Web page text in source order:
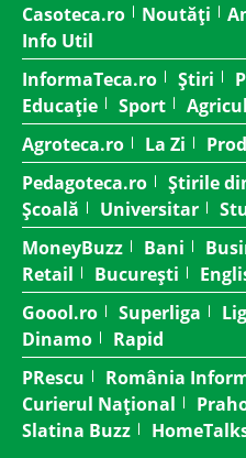
Casoteca.ro Noutăți
Info Util
InformaTeca.ro
Știri
Educație
Sport
Agroteca.ro
La Zi
Pedagoteca.ro
Știrile
Școală
Universitar
MoneyBuzz
Bani
Retail
București
Goool.ro
Superliga
Dinamo
Rapid
PRescu
România
Curierul Național
Slatina Buzz